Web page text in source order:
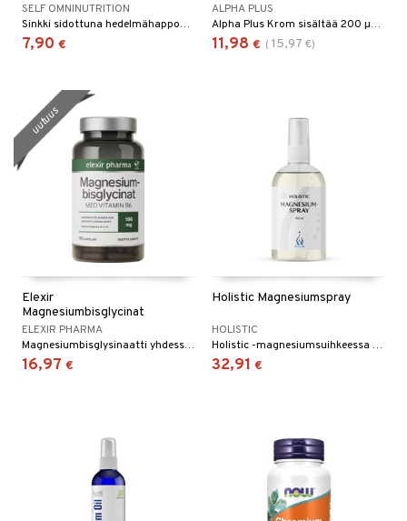
SELF OMNINUTRITION
Sinkki sidottuna hedelmähappoon eli kelatoitu sinkki parempaan imeytymiseen. 12 mg sinkki-aspartaattia 75% päivittäisestä suosituksesta yhdestä tabletista.
7,90 €
ALPHA PLUS
Alpha Plus Krom sisältää 200 µg kromia per kapseli kromipikolinaatin muodossa.
11,98 € ( 15,97 €)
Elexir
Magnesiumbisglycinat
ELEXIR PHARMA
Magnesiumbisglysinaatti yhdessä B6-vitamiinin aktiivisen (metyloidun) muodon P-5-P:n (pyridoksaali-5-fosfaatti) kanssa.
16,97 €
uutuus
Holistic Magnesiumspray
HOLISTIC
Holistic -magnesiumsuihkeessa on yli 70 kivennäisainetta ja hivenainetta ionimuodossa, ulkoiseen käyttöön.
32,91 €